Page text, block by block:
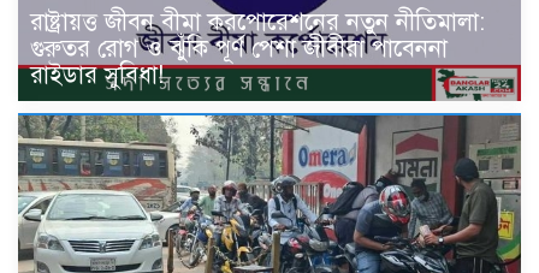
রাষ্ট্রায়ত্ত জীবন বীমা করপোরেশনের নতুন নীতিমালা:
গুরুতর রোগ ও ঝুঁকি পূর্ণ পেশা জীবীরা পাবেননা
রাইডার সুবিধা!